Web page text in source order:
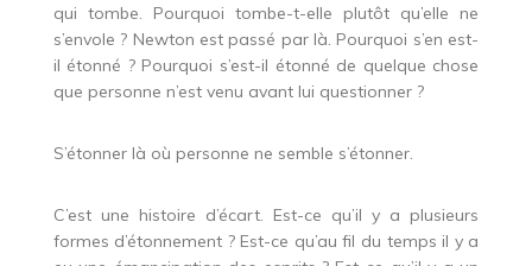
qui tombe. Pourquoi tombe-t-elle plutôt qu’elle ne
s’envole ? Newton est passé par là. Pourquoi s’en est-
il étonné ? Pourquoi s’est-il étonné de quelque chose
que personne n’est venu avant lui questionner ?
S’étonner là où personne ne semble s’étonner.
C’est une histoire d’écart. Est-ce qu’il y a plusieurs
formes d’étonnement ? Est-ce qu’au fil du temps il y a